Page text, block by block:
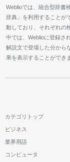
Weblioでは、統合型辞書
辞典」を利用することが
動しており、それぞれの
中では、Weblioに登録さ
解説文で登場した分から
果を表示することができ
カテゴリトップ
ビジネス
業界用語
コンピュータ